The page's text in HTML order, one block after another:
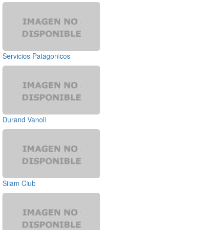
Servicios Patagonicos
Durand Vanoli
Silam Club